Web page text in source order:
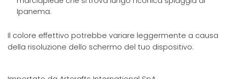
Ipanema.
Il colore effettivo potrebbe variare leggermente a causa
della risoluzione dello schermo del tuo dispositivo.